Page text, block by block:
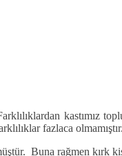
kastımız
fazlaca olmamıştır.
Buna rağmen kırk